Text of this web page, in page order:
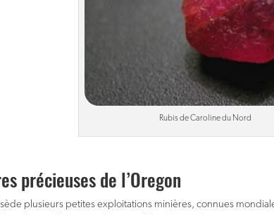
Rubis de Caroline du Nord
précieuses de l’Oregon
plusieurs petites exploitations minières, connues